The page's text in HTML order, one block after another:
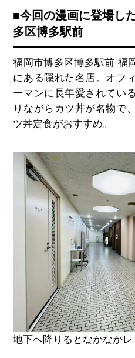
■今回の漫画に登場し
多区博多駅前
福岡市博多区博多駅前 福
にある隠れた名店。オフ
ーマンに長年愛されてい
りながらカツ丼が名物で
ツ丼定食がおすすめ。
地下へ降りるとなかなか